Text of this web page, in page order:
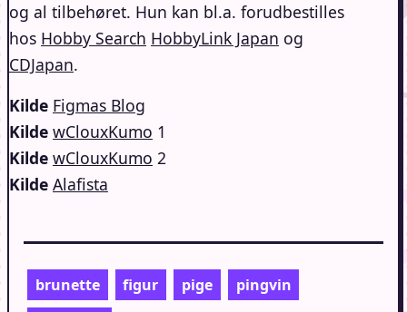
og al tilbehøret. Hun kan bl.a. forudbestilles
hos Hobby Search HobbyLink Japan og
CDJapan.
Kilde Figmas Blog
Kilde wClouxKumo 1
Kilde wClouxKumo 2
Kilde Alafista
brunette figur pige
pingvin